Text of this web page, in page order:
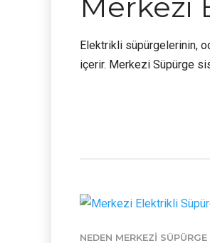
Elektrikli süpürgelerinin,
içerir. Merkezi Süpürge
NEDEN MERKEZI SÜPÜRGE